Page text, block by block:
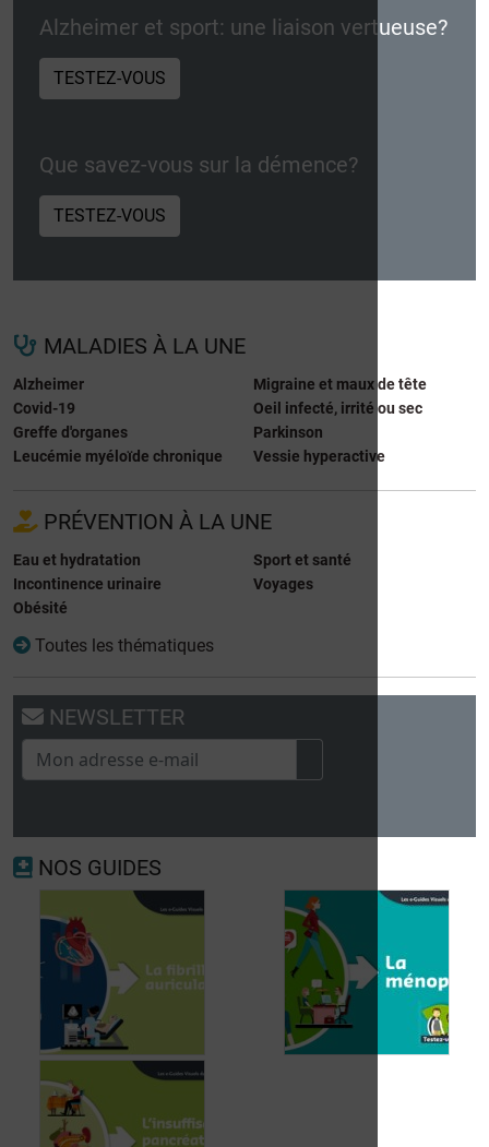
Alzheimer et sport: une liaison vertueuse?
TESTEZ-VOUS
Que savez-vous sur la démence?
TESTEZ-VOUS
MALADIES À LA UNE
Alzheimer
Covid-19
Greffe d'organes
Leucémie myéloïde chronique
Migraine et maux de tête
Oeil infecté, irrité ou sec
Parkinson
Vessie hyperactive
PRÉVENTION À LA UNE
Eau et hydratation
Incontinence urinaire
Obésité
Sport et santé
Voyages
Toutes les thématiques
NEWSLETTER
NOS GUIDES